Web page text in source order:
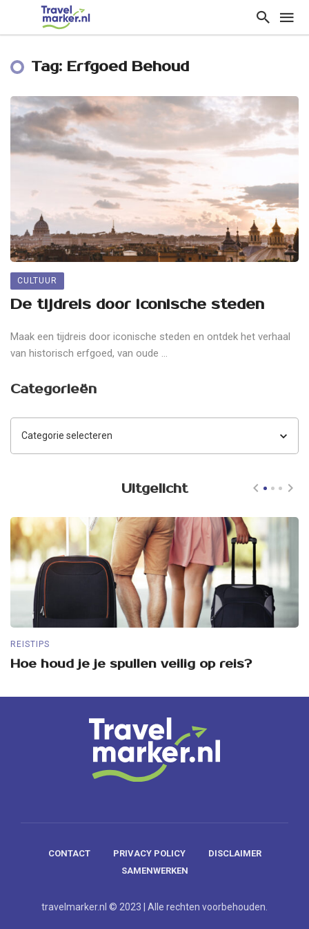
Tag: Erfgoed Behoud
CULTUUR
De tijdreis door iconische steden
Maak een tijdreis door iconische steden en ontdek het verhaal
van historisch erfgoed, van oude ...
Categorieën
Uitgelicht
REISTIPS
Hoe houd je je spullen veilig op reis?
CONTACT PRIVACY POLICY
DISCLAIMER
SAMENWERKEN
travelmarker.nl © 2023 | Alle rechten voorbehouden.